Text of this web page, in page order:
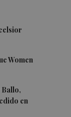
Women
en